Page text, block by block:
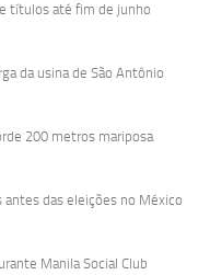
títulos até fim de junho
da usina de São Antônio
200 metros mariposa
antes das eleições no México
Manila Social Club